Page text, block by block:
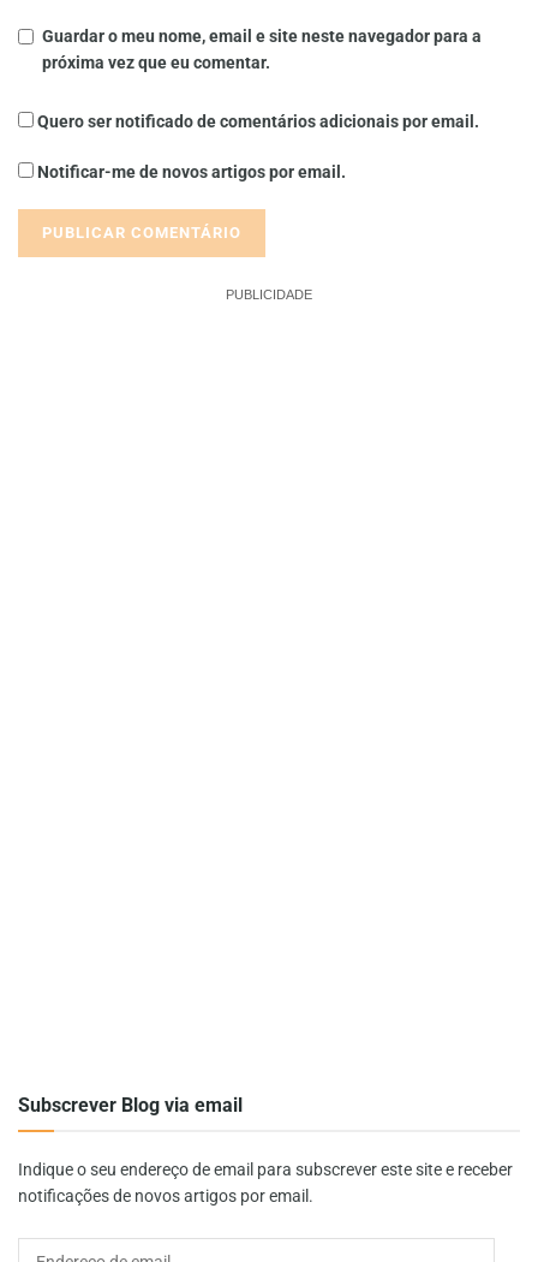
Guardar o meu nome, email e site neste navegador para a
próxima vez que eu comentar.
Quero ser notificado de comentários adicionais por email.
Notificar-me de novos artigos por email.
PUBLICIDADE
Subscrever Blog via email
Indique o seu endereço de email para subscrever este site e receber
notificações de novos artigos por email.
Endereço